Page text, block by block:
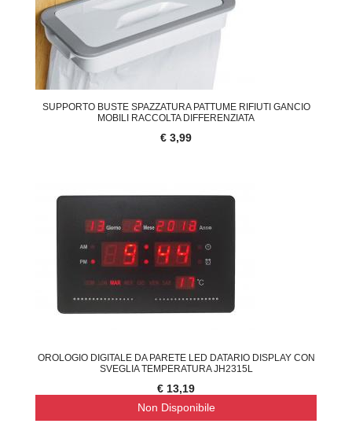
SUPPORTO BUSTE SPAZZATURA PATTUME RIFIUTI GANCIO
MOBILI RACCOLTA DIFFERENZIATA
€ 3,99
OROLOGIO DIGITALE DA PARETE LED DATARIO DISPLAY CON
SVEGLIA TEMPERATURA JH2315L
€ 13,19
Non Disponibile